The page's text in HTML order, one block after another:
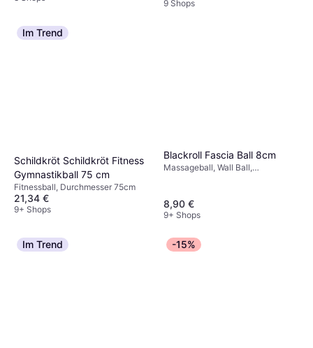
9 Shops
Im Trend
Schildkröt Schildkröt Fitness
Gymnastikball 75 cm
Fitnessball, Durchmesser 75cm
21,34 €
9+ Shops
Blackroll Fascia Ball 8cm
Massageball, Wall Ball,
8,90 €
9+ Shops
Im Trend -15%